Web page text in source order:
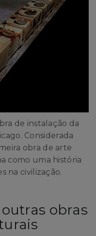
de instalação da
Considerada
obra de arte
como uma história
na civilização.
obras